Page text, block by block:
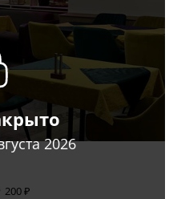
2026
200 ₽